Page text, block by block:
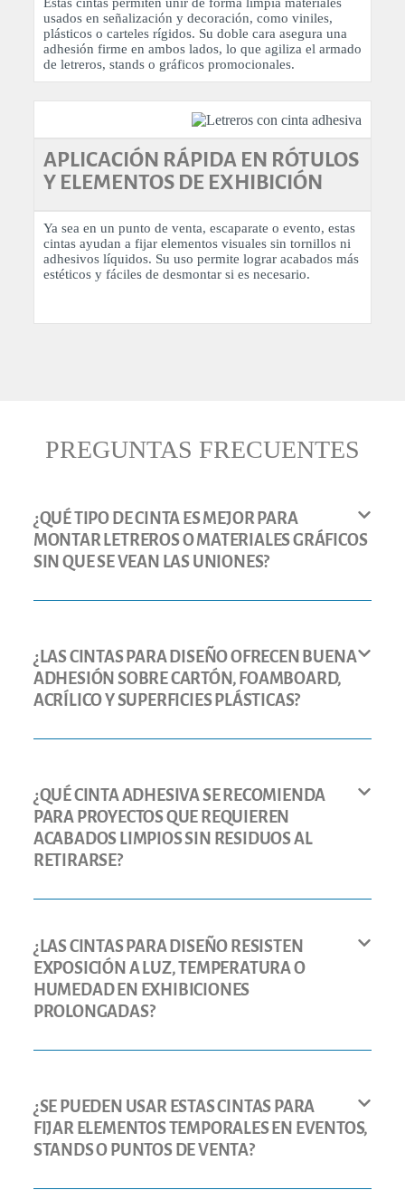
Estas cintas permiten unir de forma limpia materiales
usados en señalización y decoración, como viniles,
plásticos o carteles rígidos. Su doble cara asegura una
adhesión firme en ambos lados, lo que agiliza el armado
de letreros, stands o gráficos promocionales.
APLICACIÓN RÁPIDA EN RÓTULOS
Y ELEMENTOS DE EXHIBICIÓN
Ya sea en un punto de venta, escaparate o evento, estas
cintas ayudan a fijar elementos visuales sin tornillos ni
adhesivos líquidos. Su uso permite lograr acabados más
estéticos y fáciles de desmontar si es necesario.
PREGUNTAS FRECUENTES
¿QUÉ TIPO DE CINTA ES MEJOR PARA
MONTAR LETREROS O MATERIALES GRÁFICOS
SIN QUE SE VEAN LAS UNIONES?
¿LAS CINTAS PARA DISEÑO OFRECEN BUENA
ADHESIÓN SOBRE CARTÓN, FOAMBOARD,
ACRÍLICO Y SUPERFICIES PLÁSTICAS?
¿QUÉ CINTA ADHESIVA SE RECOMIENDA
PARA PROYECTOS QUE REQUIEREN
ACABADOS LIMPIOS SIN RESIDUOS AL
RETIRARSE?
¿LAS CINTAS PARA DISEÑO RESISTEN
EXPOSICIÓN A LUZ, TEMPERATURA O
HUMEDAD EN EXHIBICIONES
PROLONGADAS?
¿SE PUEDEN USAR ESTAS CINTAS PARA
FIJAR ELEMENTOS TEMPORALES EN EVENTOS,
STANDS O PUNTOS DE VENTA?